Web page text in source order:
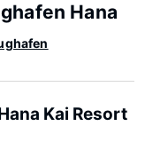
Hana
Kai Resort